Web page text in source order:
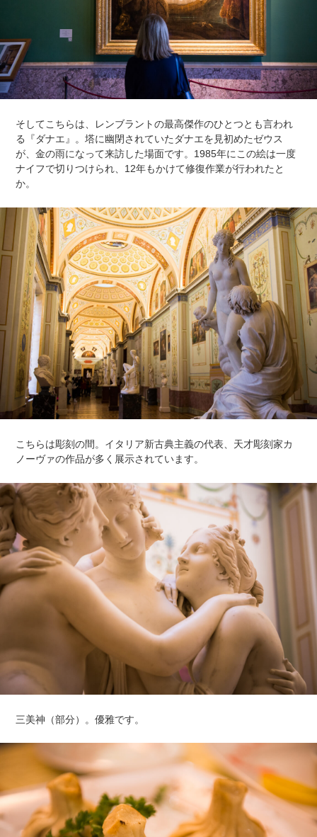
そしてこちらは、レンブラントの最高傑作のひとつとも言われ
る『ダナエ』。塔に幽閉されていたダナエを見初めたゼウス
が、金の雨になって来訪した場面です。1985年にこの絵は一度
ナイフで切りつけられ、12年もかけて修復作業が行われたと
か。
こちらは彫刻の間。イタリア新古典主義の代表、天才彫刻家カ
ノーヴァの作品が多く展示されています。
三美神（部分）。優雅です。